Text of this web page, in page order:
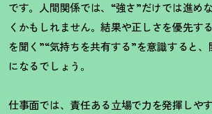
です。人間関係では、“強さ”だけでは進め
くかもしれません。結果や正しさを優先す
を聞く”“気持ちを共有する”を意識すると
になるでしょう。
仕事面では、責任ある立場で力を発揮しや